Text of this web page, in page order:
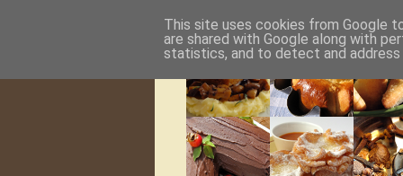
This site uses cookies from Google
are shared with Google along with
statistics, and to detect and address